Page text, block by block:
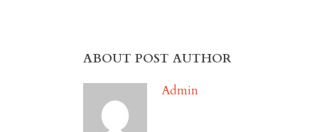
ABOUT POST AUTHOR
Admin